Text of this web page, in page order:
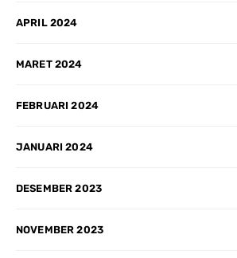
APRIL 2024
MARET 2024
FEBRUARI 2024
JANUARI 2024
DESEMBER 2023
NOVEMBER 2023